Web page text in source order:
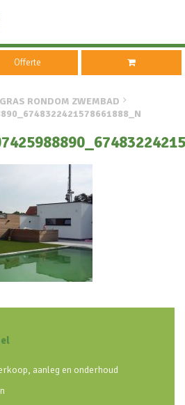
Offerte
RONDOM ZWEMBAD
aanleg en onderhoud